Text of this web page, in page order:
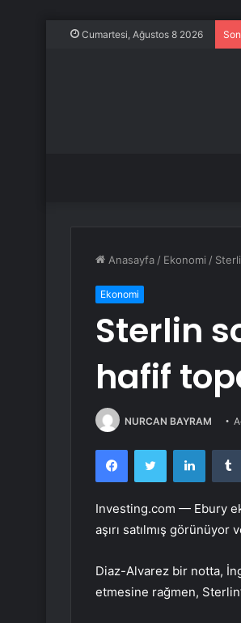
Cumartesi, Ağustos 8 2026
Anasayfa / Ekonomi /
Ekonomi
Sterlin
hafif
NURCAN BAYRAM
FacebookTwitter
Investing.com — Ebury
aşırı satılmış
Diaz-Alvarez bir notta,
etmesine rağmen,